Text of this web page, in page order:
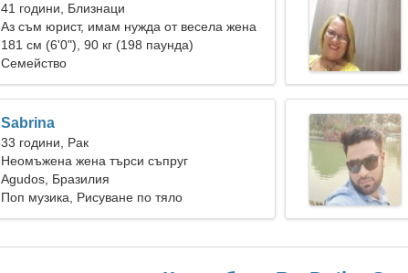
41 години, Близнаци
Аз съм юрист, имам нужда от весела жена
181 см (6'0"), 90 кг (198 паунда)
Семейство
Sabrina
33 години, Рак
Неомъжена жена търси съпруг
Agudos, Бразилия
Поп музика, Рисуване по тяло